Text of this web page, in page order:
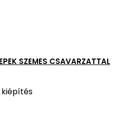
SZEMES CSAVARZATTAL